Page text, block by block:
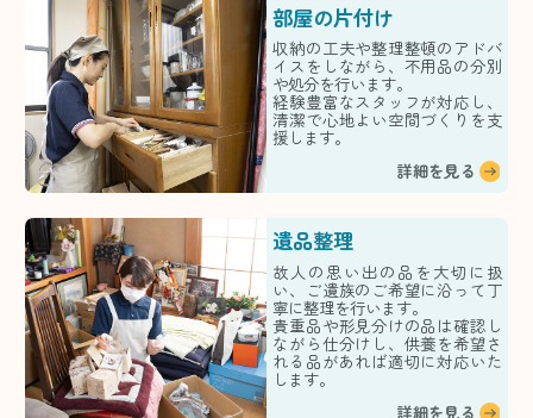
部屋の片付け
収納の工夫や整理整頓のアドバ
イスをしながら、不用品の分別
や処分を行います。
経験豊富なスタッフが対応し、
清潔で心地よい空間づくりを支
援します。
詳細を見る
遺品整理
故人の思い出の品を大切に扱
い、ご遺族のご希望に沿って丁
寧に整理を行います。
貴重品や形見分けの品は確認し
ながら仕分けし、供養を希望さ
れる品があれば適切に対応いた
します。
詳細を見る